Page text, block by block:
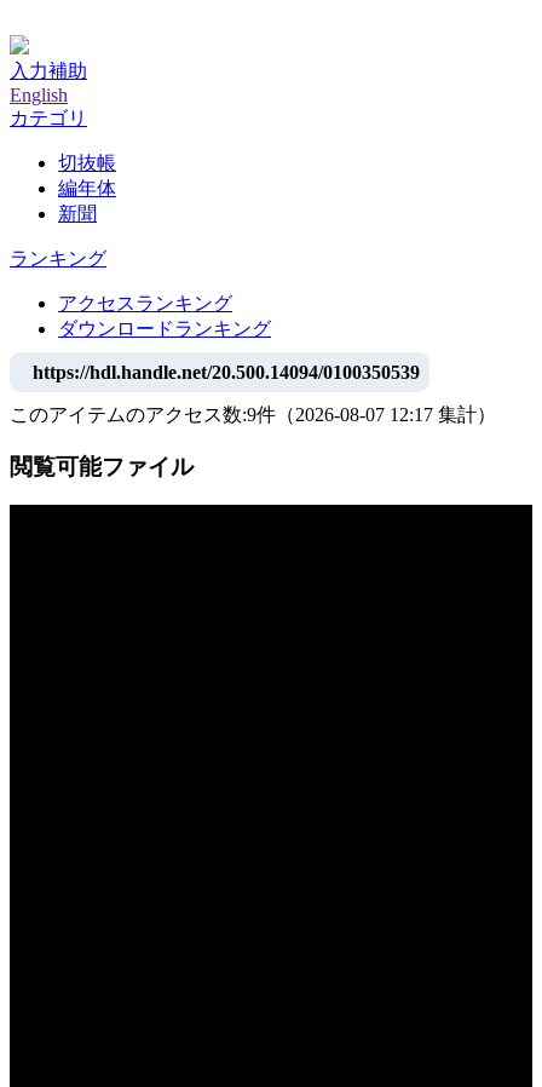
入力補助
English
カテゴリ
切抜帳
編年体
新聞
ランキング
アクセスランキング
ダウンロードランキング
https://hdl.handle.net/20.500.14094/0100350539
このアイテムのアクセス数:9件 （2026-08-07 12:17 集計）
閲覧可能ファイル